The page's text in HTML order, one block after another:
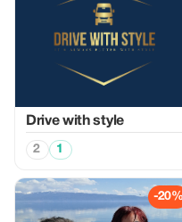
Drive with style
2 1
-20%